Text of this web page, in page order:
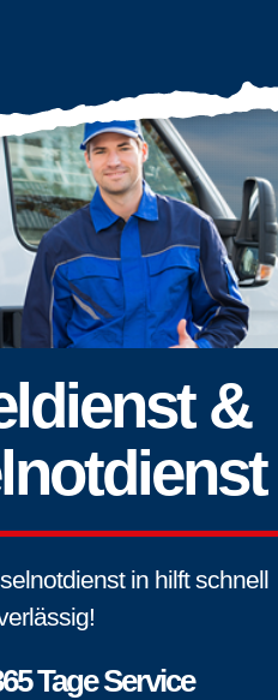
&
in hilft schnell
Tage Service